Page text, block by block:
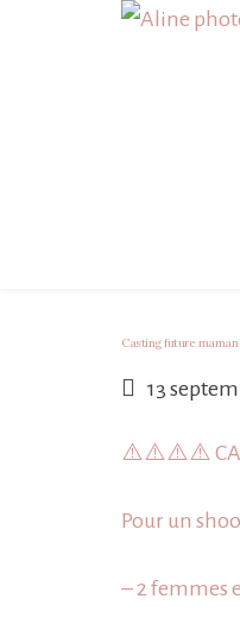
Casting future
13
⚠️⚠️⚠️⚠️
Pour un
– 2 femmes